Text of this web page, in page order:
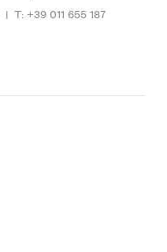
| T: +39 011 655 187